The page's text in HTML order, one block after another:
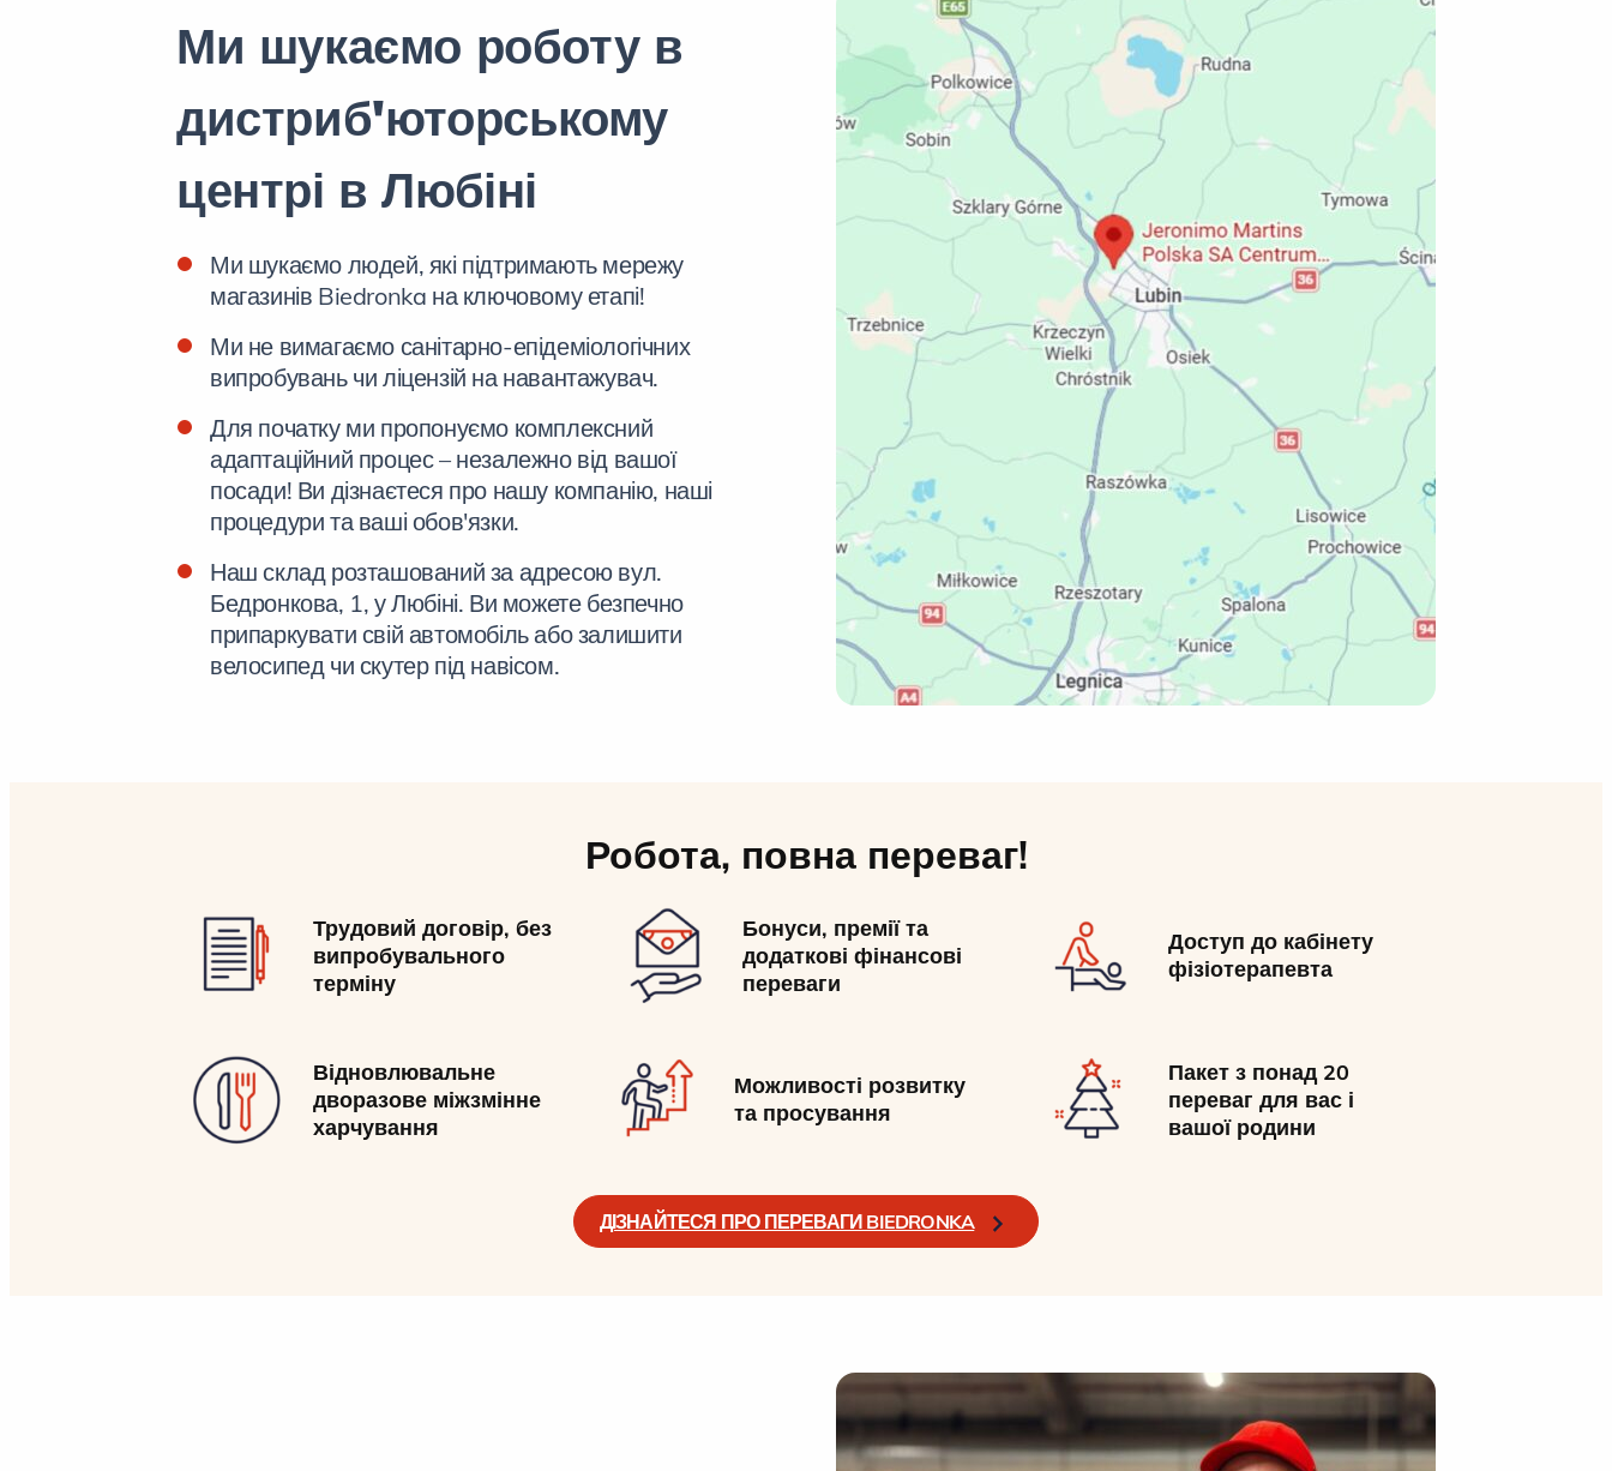
Ми шукаємо роботу в
дистриб'юторському
центрі в Любіні
Ми шукаємо людей, які підтримають мережу
магазинів Biedronka на ключовому етапі!
Ми не вимагаємо санітарно-епідеміологічних
випробувань чи ліцензій на навантажувач.
Для початку ми пропонуємо комплексний
адаптаційний процес – незалежно від вашої
посади! Ви дізнаєтеся про нашу компанію, наші
процедури та ваші обов'язки.
Наш склад розташований за адресою вул.
Бедронкова, 1, у Любіні. Ви можете безпечно
припаркувати свій автомобіль або залишити
велосипед чи скутер під навісом.
Робота, повна переваг!
Трудовий договір, без
випробувального
терміну
Бонуси, премії та
додаткові фінансові
переваги
Доступ до кабінету
фізіотерапевта
Відновлювальне
дворазове міжзмінне
харчування
Можливості розвитку
та просування
Пакет з понад 20
переваг для вас і
вашої родини
ДІЗНАЙТЕСЯ ПРО ПЕРЕВАГИ BIEDRONKA